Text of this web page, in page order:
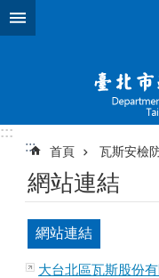
跳到主要內容區塊
:::
:::
首頁 瓦斯安檢
網站連結
網站連結
大台北區瓦斯股份